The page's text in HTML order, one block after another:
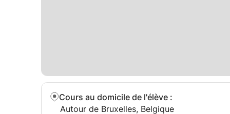
Cours au domicile de l'élève :
Autour de Bruxelles, Belgique